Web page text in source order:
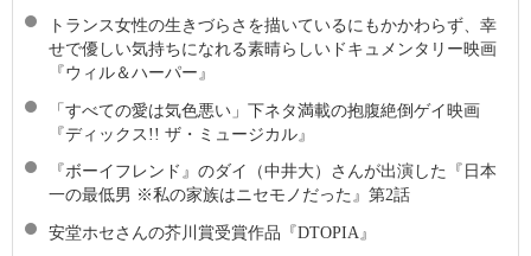
トランス女性の生きづらさを描いているにもかかわらず、幸
せで優しい気持ちになれる素晴らしいドキュメンタリー映画
『ウィル＆ハーパー』
「すべての愛は気色悪い」下ネタ満載の抱腹絶倒ゲイ映画
『ディックス!! ザ・ミュージカル』
『ボーイフレンド』のダイ（中井大）さんが出演した『日本
一の最低男 ※私の家族はニセモノだった』第2話
安堂ホセさんの芥川賞受賞作品『DTOPIA』